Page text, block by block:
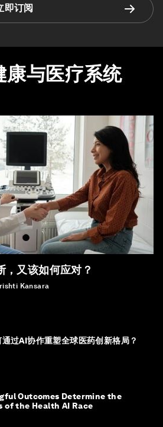
即订阅
康与医疗系统
，又该如何应对？
Kansara
过AI协作重塑全球医药创新格局？
Outcomes Determine the
of the Health AI Race